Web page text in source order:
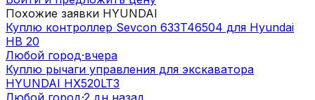
Похожие заявки HYUNDAI
Куплю контроллер Sevcon 633T46504 для Hyundai
HB 20
Любой город·вчера
Куплю рычаги управления для экскаватора
HYUNDAI HX520LT3
Любой город·2 дн назад